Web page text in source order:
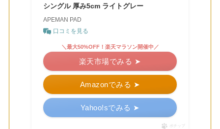
シングル 厚み5cm ライトグレー
APEMAN PAD
口コミを見る
Amazonでみる ➤
＼最大50%OFF！楽天マラソン開催中／
楽天市場でみる ➤
Yahoo!sでみる ➤
ポチップ